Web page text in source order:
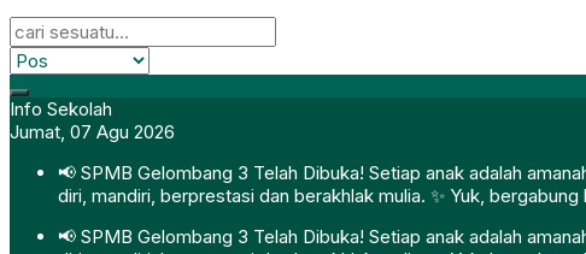
Info Sekolah
Jumat, 07 Agu 2026
📢 SPMB Gelombang 3 Telah Dibuka! Setiap anak adalah
diri, mandiri, berprestasi dan berakhlak mulia. ✨ Yuk,
📢 SPMB Gelombang 3 Telah Dibuka! Setiap anak adalah